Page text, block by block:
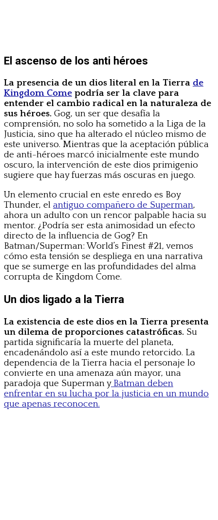
El ascenso de los anti héroes
La presencia de un dios literal en la Tierra de
Kingdom Come podría ser la clave para
entender el cambio radical en la naturaleza de
sus héroes. Gog, un ser que desafía la
comprensión, no solo ha sometido a la Liga de la
Justicia, sino que ha alterado el núcleo mismo de
este universo. Mientras que la aceptación pública
de anti-héroes marcó inicialmente este mundo
oscuro, la intervención de este dios primigenio
sugiere que hay fuerzas más oscuras en juego.
Un elemento crucial en este enredo es Boy
Thunder, el antiguo compañero de Superman,
ahora un adulto con un rencor palpable hacia su
mentor. ¿Podría ser esta animosidad un efecto
directo de la influencia de Gog? En
Batman/Superman: World’s Finest #21, vemos
cómo esta tensión se despliega en una narrativa
que se sumerge en las profundidades del alma
corrupta de Kingdom Come.
Un dios ligado a la Tierra
La existencia de este dios en la Tierra presenta
un dilema de proporciones catastróficas. Su
partida significaría la muerte del planeta,
encadenándolo así a este mundo retorcido. La
dependencia de la Tierra hacia el personaje lo
convierte en una amenaza aún mayor, una
paradoja que Superman yBatman deben
enfrentar en su lucha por la justicia en un mundo
que apenas reconocen.